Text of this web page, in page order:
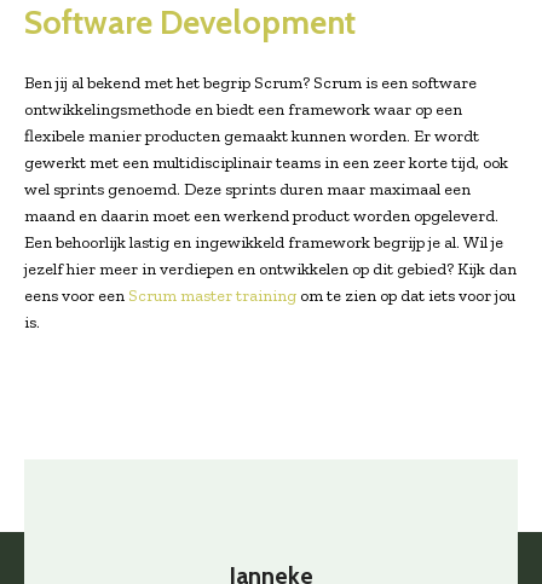
Software Development
Ben jij al bekend met het begrip Scrum? Scrum is een software
ontwikkelingsmethode en biedt een framework waar op een
flexibele manier producten gemaakt kunnen worden. Er wordt
gewerkt met een multidisciplinair teams in een zeer korte tijd, ook
wel sprints genoemd. Deze sprints duren maar maximaal een
maand en daarin moet een werkend product worden opgeleverd.
Een behoorlijk lastig en ingewikkeld framework begrijp je al. Wil je
jezelf hier meer in verdiepen en ontwikkelen op dit gebied? Kijk dan
eens voor een Scrum master training om te zien op dat iets voor jou
is.
Janneke